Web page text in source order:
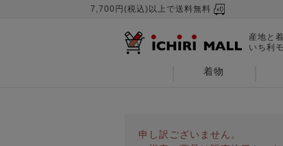
7,700円(税込)以上で送料無料
産地と
いち利
着物
申し訳ございません。